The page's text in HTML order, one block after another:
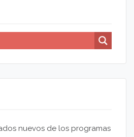
nuevos de los programas